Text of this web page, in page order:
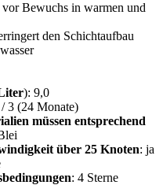
Bewuchs in warmen und
den Schichtaufbau
): 9,0
3 (24 Monate)
müssen entsprechend
über 25 Knoten: ja
: 4 Sterne